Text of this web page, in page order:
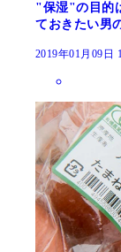
"保湿"の目的
ておきたい男
2019年01月09日